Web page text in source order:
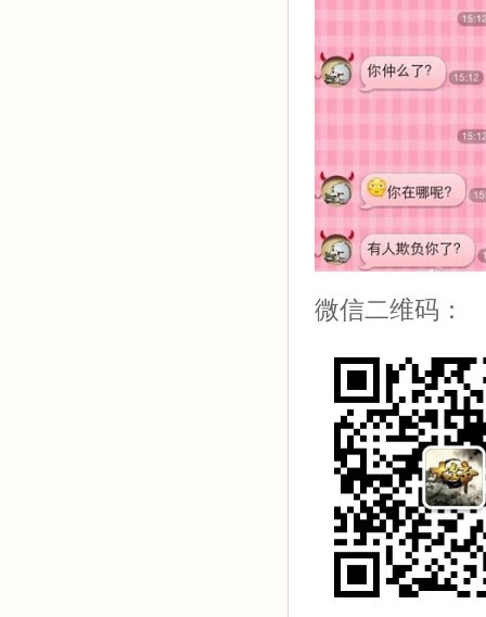
微信二维码：